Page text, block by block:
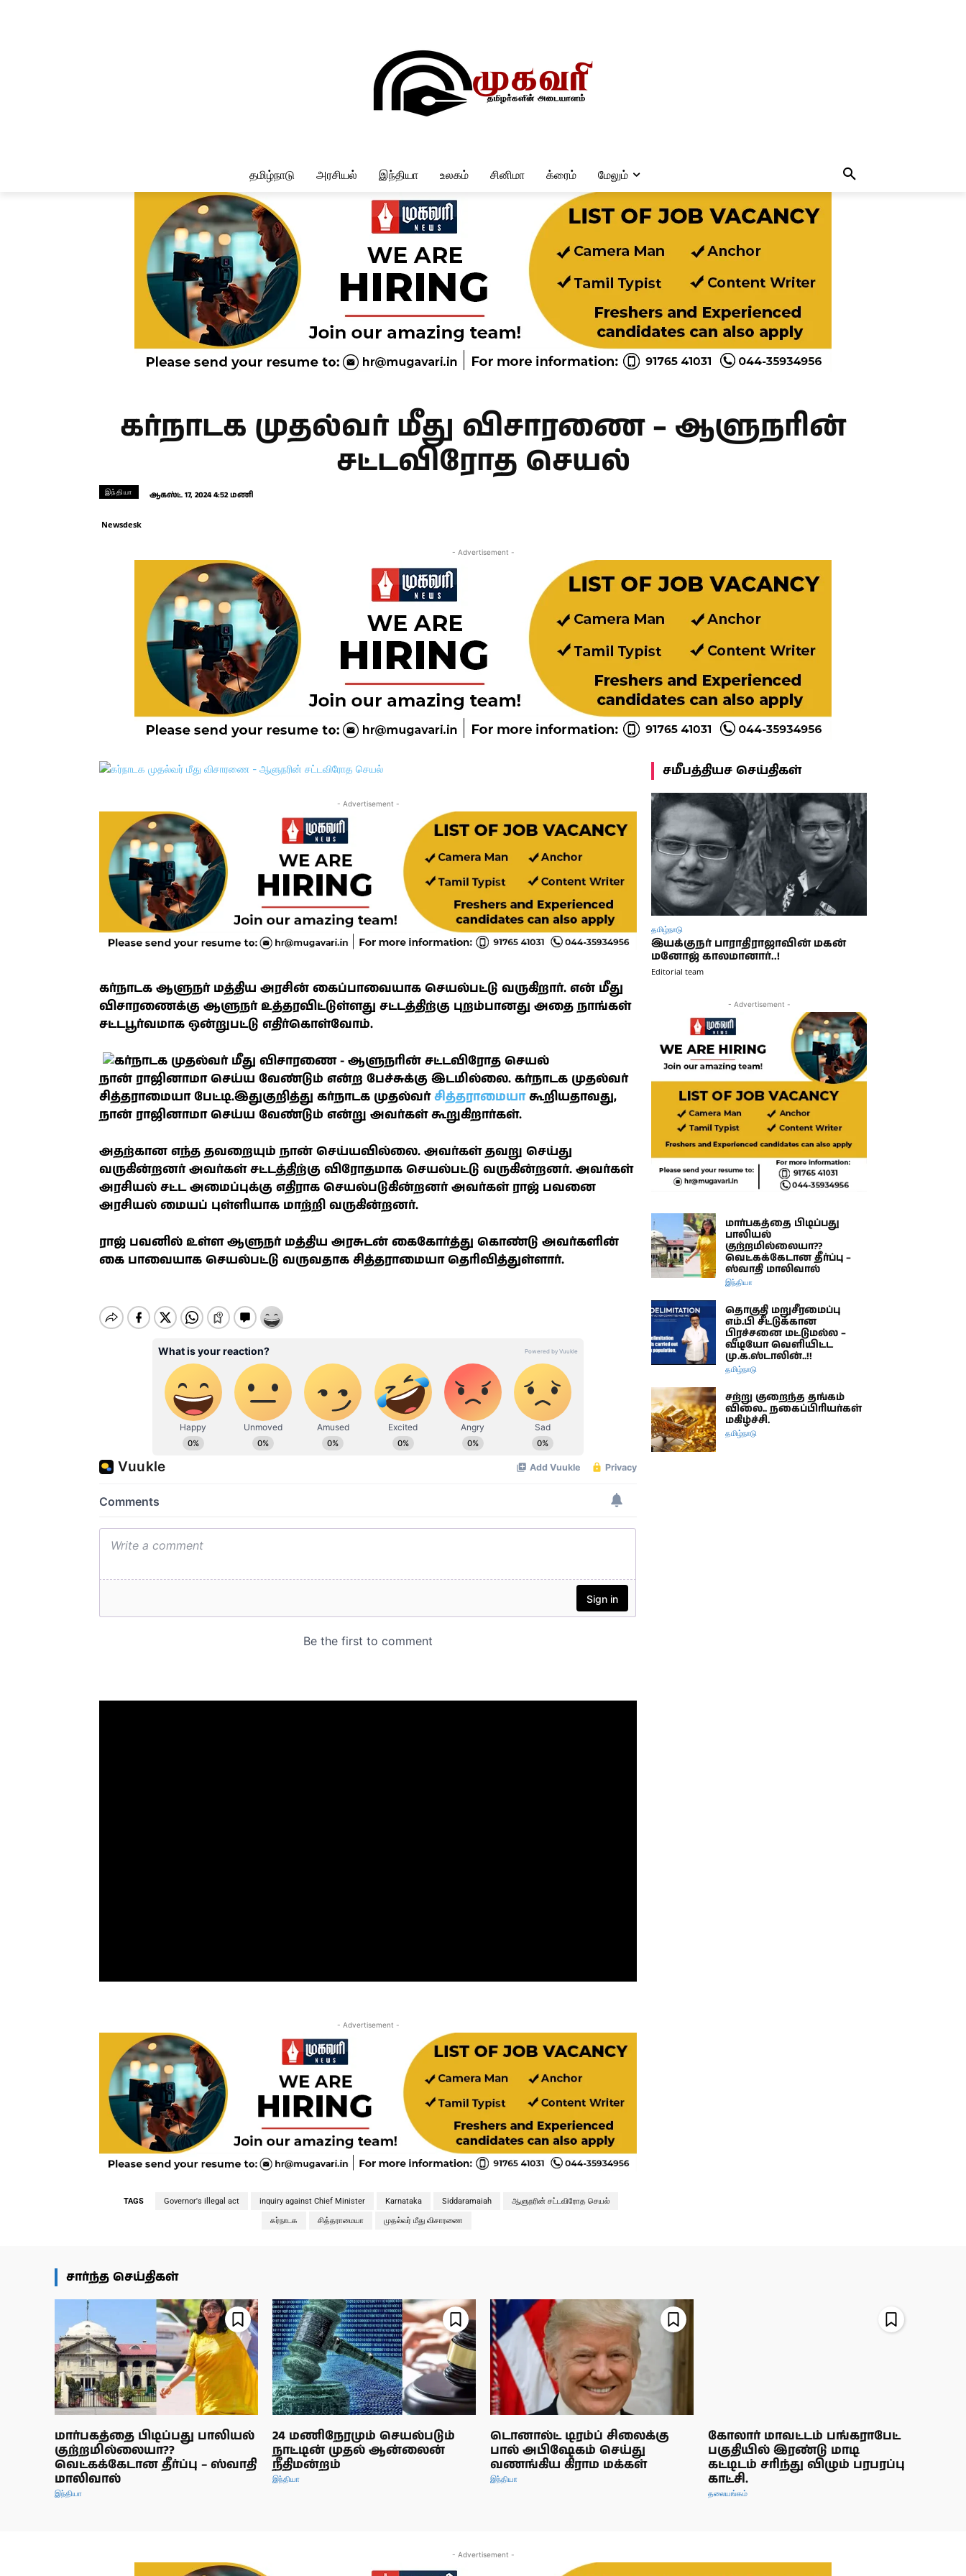
தமிழ்நாடு அரசியல் இந்தியா உலகம் சினிமா க்ரைம் மேலும்
கர்நாடக முதல்வர் மீது விசாரணை – ஆளுநரின்
சட்டவிரோத செயல்
இந்தியா ஆகஸ்ட் 17, 2024 4:52 மணி
Newsdesk
- Advertisement -
- Advertisement -
கர்நாடக ஆளுநர் மத்திய அரசின் கைப்பாவையாக செயல்பட்டு வருகிறார். என் மீது
விசாரணைக்கு ஆளுநர் உத்தரவிட்டுள்ளது சட்டத்திற்கு புறம்பானது அதை நாங்கள்
சட்டபூர்வமாக ஒன்றுபட்டு எதிர்கொள்வோம்.
நான் ராஜினாமா செய்ய வேண்டும் என்ற பேச்சுக்கு இடமில்லை. கர்நாடக முதல்வர்
சித்தராமையா பேட்டி.இதுகுறித்து கர்நாடக முதல்வர்சித்தராமையாகூறியதாவது,
நான் ராஜினாமா செய்ய வேண்டும் என்று அவர்கள் கூறுகிறார்கள்.
அதற்கான எந்த தவறையும் நான் செய்யவில்லை. அவர்கள் தவறு செய்து
வருகின்றனர் அவர்கள் சட்டத்திற்கு விரோதமாக செயல்பட்டு வருகின்றனர். அவர்கள்
அரசியல் சட்ட அமைப்புக்கு எதிராக செயல்படுகின்றனர் அவர்கள் ராஜ் பவனை
அரசியல் மையப் புள்ளியாக மாற்றி வருகின்றனர்.
ராஜ் பவனில் உள்ள ஆளுநர் மத்திய அரசுடன் கைகோர்த்து கொண்டு அவர்களின்
கை பாவையாக செயல்பட்டு வருவதாக சித்தராமையா தெரிவித்துள்ளார்.
- Advertisement -
TAGS Governor's illegal act inquiry against Chief Minister Karnataka Siddaramaiah ஆளுநரின் சட்டவிரோத செயல்
கர்நாடக சித்தராமையா முதல்வர் மீது விசாரணை
சமீபத்தியச செய்திகள்
தமிழ்நாடு
இயக்குநர் பாராதிராஜாவின் மகன்
மனோஜ் காலமானார்..!
Editorial team
- Advertisement -
மார்பகத்தை பிடிப்பது
பாலியல்
குற்றமில்லையா??
வெட்கக்கேடான தீர்ப்பு –
ஸ்வாதி மாலிவால்
இந்தியா
தொகுதி மறுசீரமைப்பு
எம்.பி சீட்டுக்கான
பிரச்சனை மட்டுமல்ல –
வீடியோ வெளியிட்ட
மு.க.ஸ்டாலின்..!!
தமிழ்நாடு
சற்று குறைந்த தங்கம்
விலை.. நகைப்பிரியர்கள்
மகிழ்ச்சி.
தமிழ்நாடு
சார்ந்த செய்திகள்
மார்பகத்தை பிடிப்பது பாலியல்
குற்றமில்லையா??
வெட்கக்கேடான தீர்ப்பு – ஸ்வாதி
மாலிவால்
இந்தியா
24 மணிநேரமும் செயல்படும்
நாட்டின் முதல் ஆன்லைன்
நீதிமன்றம்
இந்தியா
டொனால்ட் டிரம்ப் சிலைக்கு
பால் அபிஷேகம் செய்து
வணங்கிய கிராம மக்கள்
இந்தியா
கோலார் மாவட்டம் பங்கராபேட்
பகுதியில் இரண்டு மாடி
கட்டிடம் சரிந்து விழும் பரபரப்பு
காட்சி.
தலையங்கம்
- Advertisement -